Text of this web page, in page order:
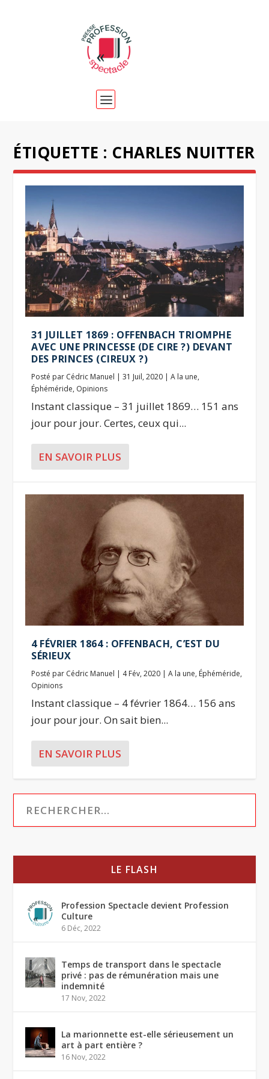
ÉTIQUETTE : CHARLES NUITTER
31 JUILLET 1869 : OFFENBACH TRIOMPHE
AVEC UNE PRINCESSE (DE CIRE ?) DEVANT
DES PRINCES (CIREUX ?)
Posté par Cédric Manuel |31 Juil, 2020 |A la une,
Éphéméride, Opinions
Instant classique – 31 juillet 1869… 151 ans
jour pour jour. Certes, ceux qui...
EN SAVOIR PLUS
4 FÉVRIER 1864 : OFFENBACH, C’EST DU
SÉRIEUX
Posté par Cédric Manuel | 4 Fév, 2020 |A la une, Éphéméride,
Opinions
Instant classique – 4 février 1864… 156 ans
jour pour jour. On sait bien...
EN SAVOIR PLUS
LE FLASH
Profession Spectacle devient Profession
Culture
6 Déc, 2022
Temps de transport dans le spectacle
privé : pas de rémunération mais une
indemnité
17 Nov, 2022
La marionnette est-elle sérieusement un
art à part entière ?
16 Nov, 2022